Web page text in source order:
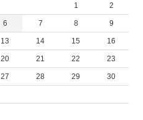
1
2
6 7 8 9
13 14 15 16
20 21 22 23
27 28 29 30